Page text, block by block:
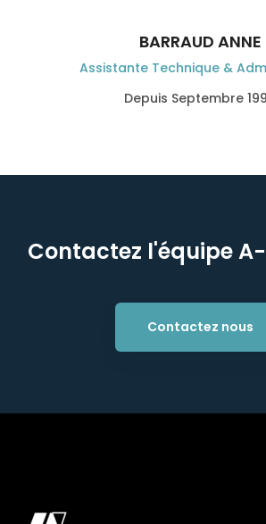
BARRAUD ANNE
Assistante Technique &
Depuis Septembre
Contactez l'équipe
Contactez nous